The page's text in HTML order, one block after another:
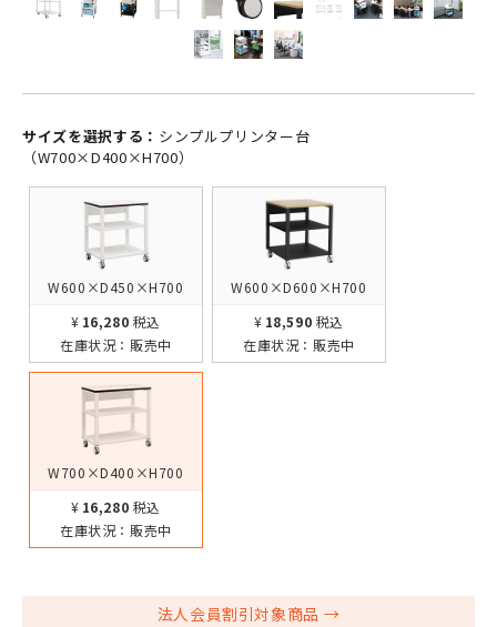
サイズを選択する： シンプルプリンター台
（W700×D400×H700）
W600×D450×H700
¥16,280 税込
在庫状況： 販売中
W600×D600×H700
¥18,590 税込
在庫状況： 販売中
W700×D400×H700
¥16,280 税込
在庫状況： 販売中
法人会員割引対象商品